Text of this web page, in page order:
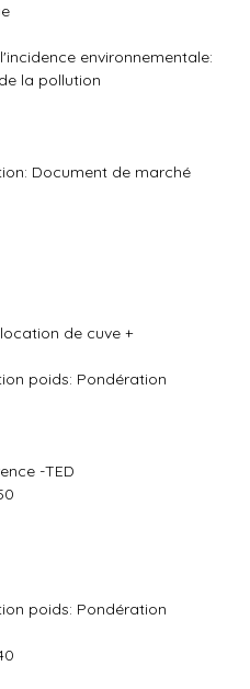
environnementale:
la pollution
Document de marché
de cuve +
poids: Pondération
-TED
poids: Pondération